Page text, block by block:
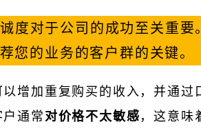
度对于公司的成功至关重要
您的业务的客户群的关键。
增加重复购买的收入，并通过
通常 对价格不太敏感 ，这意味